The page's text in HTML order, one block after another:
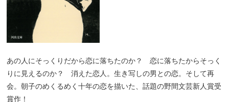
あの人にそっくりだから恋に落ちたのか？ 恋に落ちたからそっく
りに見えるのか？ 消えた恋人。生き写しの男との恋。そして再
会。朝子のめくるめく十年の恋を描いた、話題の野間文芸新人賞受
賞作！